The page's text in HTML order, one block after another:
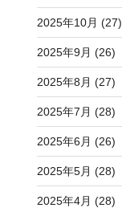
2025年10月 (27)
2025年9月 (26)
2025年8月 (27)
2025年7月 (28)
2025年6月 (26)
2025年5月 (28)
2025年4月 (28)